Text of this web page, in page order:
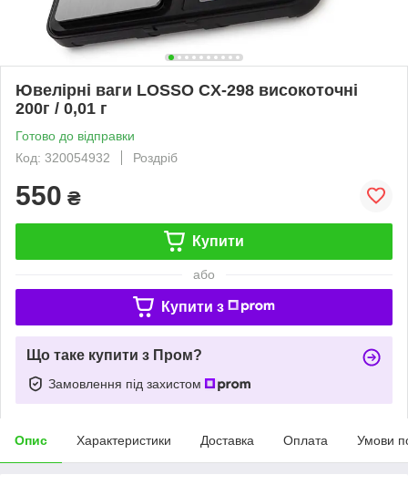
Ювелірні ваги LOSSO CX-298 високоточні
200г / 0,01 г
Готово до відправки
Код: 320054932
Роздріб
550 ₴
Купити
або
Купити з
Що таке купити з Пром?
Замовлення під захистом
Опис Характеристики Доставка Оплата Умови